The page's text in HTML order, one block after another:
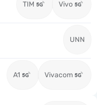
TIM Vivo
UNN
A1 Vivacom